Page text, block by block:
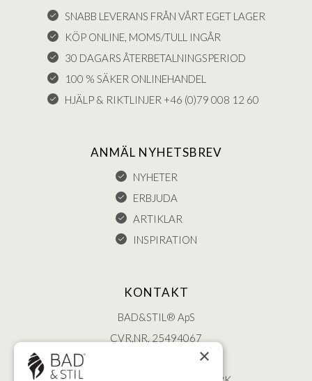
SNABB LEVERANS FRÅN VÅRT EGET LAGER
KÖP ONLINE, MOMS/TULL INGÅR
30 DAGARS ÅTERBETALNINGSPERIOD
100 % SÄKER ONLINEHANDEL
HJÄLP & RIKTLINJER +46 (0)79 008 12 60
ANMÄL NYHETSBREV
NYHETER
ERBJUDA
ARTIKLAR
INSPIRATION
KONTAKT
BAD&STIL® ApS
CVR.NR. 25494067
ØSTERBROGADE 202
×